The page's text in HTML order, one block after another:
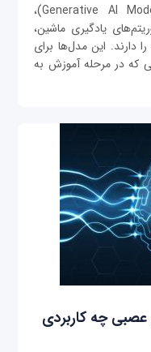
مدل‌های هوش مصنوعی مولد (Generative AI Models)،
یادگیری ماشین،
دارند. این مدل‌ها برای
که در مرحله آموزش به
چه کاربردی